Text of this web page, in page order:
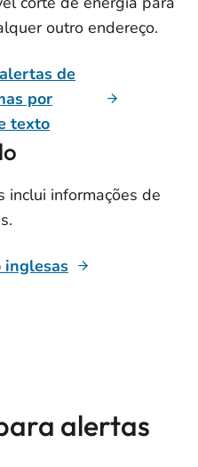
outro endereço.
de
por
texto
inclui informações de
inglesas
alertas